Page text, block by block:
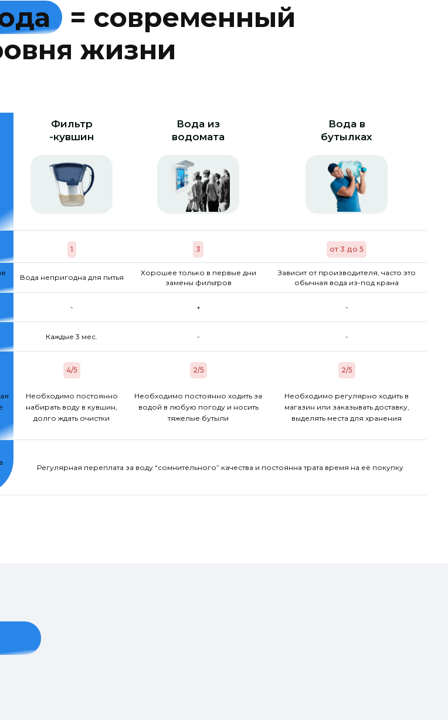
да = современный
овня жизни
Фильтр
-кувшин
Вода из
водомата
Вода в
бутылках
1 3 от 3 до 5
Вода непригодна для питья
Хорошее только в первые дни
замены фильтров
Зависит от производителя, часто это
обычная вода из-под крана
- + -
Каждые 3 мес. - -
4/5
Необходимо постоянно
набирать воду в кувшин,
долго ждать очистки
2/5
Необходимо постоянно ходить за
водой в любую погоду и носить
тяжелые бутыли
2/5
Необходимо регулярно ходить в
магазин или заказывать доставку,
выделять места для хранения
Регулярная переплата за воду “сомнительного” качества и постоянна трата время на её покупку